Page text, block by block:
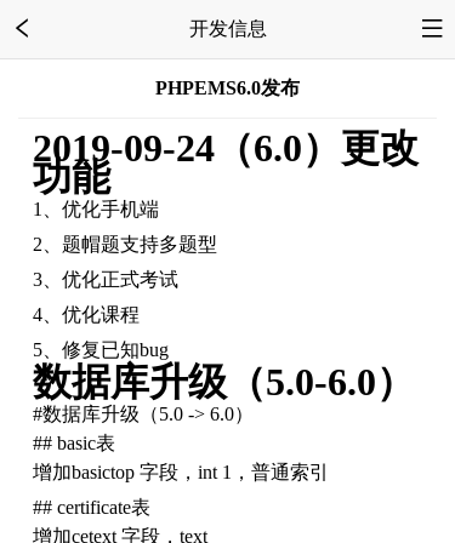
开发信息
PHPEMS6.0发布
2019-09-24（6.0）更改
功能
1、优化手机端
2、题帽题支持多题型
3、优化正式考试
4、优化课程
5、修复已知bug
数据库升级（5.0-6.0）
#数据库升级（5.0 -> 6.0）
## basic表
增加basictop 字段，int 1，普通索引
## certificate表
增加cetext 字段，text